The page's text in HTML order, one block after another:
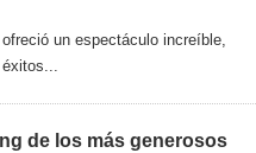
un espectáculo increíble,
de los más generosos